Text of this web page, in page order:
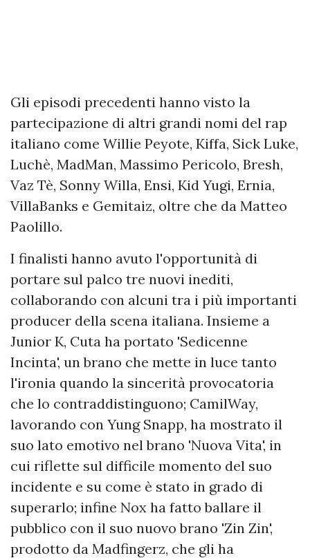
Gli episodi precedenti hanno visto la
partecipazione di altri grandi nomi del rap
italiano come Willie Peyote, Kiffa, Sick Luke,
Luchè, MadMan, Massimo Pericolo, Bresh,
Vaz Tè, Sonny Willa, Ensi, Kid Yugi, Ernia,
VillaBanks e Gemitaiz, oltre che da Matteo
Paolillo.
I finalisti hanno avuto l'opportunità di
portare sul palco tre nuovi inediti,
collaborando con alcuni tra i più importanti
producer della scena italiana. Insieme a
Junior K, Cuta ha portato 'Sedicenne
Incinta', un brano che mette in luce tanto
l'ironia quando la sincerità provocatoria
che lo contraddistinguono; CamilWay,
lavorando con Yung Snapp, ha mostrato il
suo lato emotivo nel brano 'Nuova Vita', in
cui riflette sul difficile momento del suo
incidente e su come è stato in grado di
superarlo; infine Nox ha fatto ballare il
pubblico con il suo nuovo brano 'Zin Zin',
prodotto da Madfingerz, che gli ha